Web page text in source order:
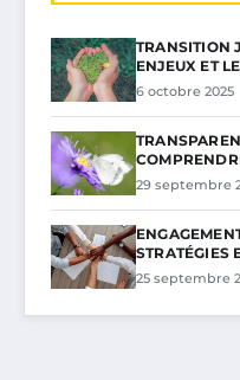
TRANSITION
ENJEUX ET
6 octobre 2025
29 septembre
STRATÉGIES
25 septembre